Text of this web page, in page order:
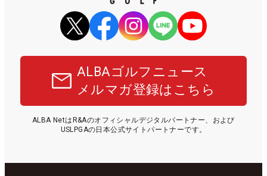
ALBAゴルフニュース
メルマガ登録はこちら
ALBA NetはR&Aのオフィシャルデジタルパートナー、および
USLPGAの日本公式サイトパートナーです。